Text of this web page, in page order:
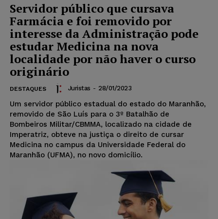
Servidor público que cursava
Farmácia e foi removido por
interesse da Administração pode
estudar Medicina na nova
localidade por não haver o curso
originário
DESTAQUES Juristas - 28/01/2023
Um servidor público estadual do estado do Maranhão,
removido de São Luís para o 3º Batalhão de
Bombeiros Militar/CBMMA, localizado na cidade de
Imperatriz, obteve na justiça o direito de cursar
Medicina no campus da Universidade Federal do
Maranhão (UFMA), no novo domicílio.